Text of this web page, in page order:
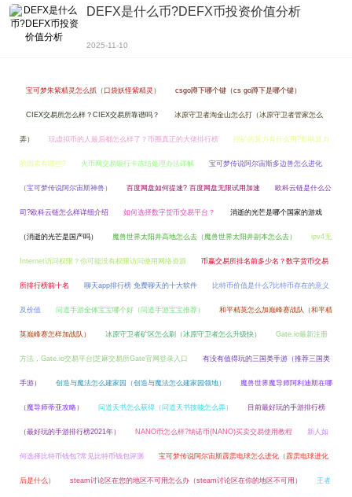
DEFX是什么币?DEFX币投资价值分析
2025-11-10
宝可梦朱紫精灵怎么抓（口袋妖怪紫精灵） csgo蹲下哪个键（cs go蹲下是哪个键）
CIEX交易所怎么样？CIEX交易所靠谱吗？ 冰原守卫者淘金山怎么打（冰原守卫者管家怎么
弄） 玩虚拟币的人最后都怎么样了？币圈真正的大佬排行榜 挖矿的算力有什么用?影响算力
的因素有哪些? 火币网交易银行卡冻结处理办法详解 宝可梦传说阿尔宙斯多边兽怎么进化
（宝可梦传说阿尔宙斯神兽） 百度网盘如何提速? 百度网盘无限试用加速 欧科云链是什么公
司?欧科云链怎么样详细介绍 如何选择数字货币交易平台？ 消逝的光芒是哪个国家的游戏
（消逝的光芒是国产吗） 魔兽世界太阳井高地怎么去（魔兽世界太阳井副本怎么去） ipv4无
Internet访问权限？你可能没有权限访问使用网络资源 币赢交易所排名前多少名？数字货币交易
所排行榜前十名 聊天app排行榜 免费聊天的十大软件 比特币价值是什么?比特币存在的意义
及价值 问道手游全体宝宝哪个好（问道手游宝宝推荐） 和平精英怎么加巅峰赛战队（和平精
英巅峰赛怎样加战队） 冰原守卫者矿区怎么刷（冰原守卫者怎么升级快） Gate.io最新注册
方法，Gate.io交易平台|芝麻交易所Gate官网登录入口 有没有值得玩的三国类手游（推荐三国类
手游） 创造与魔法怎么建家园（创造与魔法怎么建家园领地） 魔兽世界魔导师阿利迪斯在哪
（魔导师蒂亚攻略） 问道天书怎么获得（问道天书技能怎么弄） 目前最好玩的手游排行榜
（最好玩的手游排行榜2021年） NANO币怎么样?纳诺币(NANO)买卖交易使用教程 新人如
何选择比特币钱包?常见比特币钱包评测 宝可梦传说阿尔宙斯霹雳电球怎么进化（霹雳电球进化
后是什么） steam讨论区在您的地区不可用怎么办（steam讨论区在你的地区不可用） 王者